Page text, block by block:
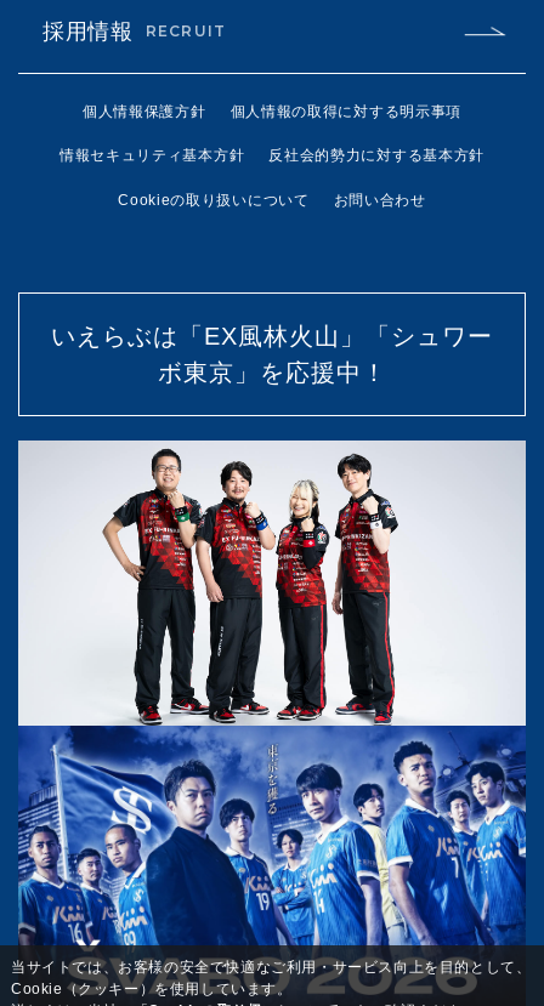
採用情報 RECRUIT
個人情報保護方針 個人情報の取得に対する明示事項
情報セキュリティ基本方針 反社会的勢力に対する基本方針
Cookieの取り扱いについて お問い合わせ
いえらぶは「EX風林火山」「シュワー
ボ東京」を応援中！
当サイトでは、お客様の安全で快適なご利用・サービス向上を目的として、
Cookie（クッキー）を使用しています。